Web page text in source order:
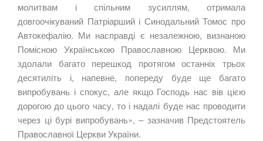
молитвам і спільним зусиллям, отримала
довгоочікуваний Патріарший і Синодальний Томос про
Автокефалію. Ми насправді є незалежною, визнаною
Помісною Українською Православною Церквою. Ми
здолали багато перешкод протягом останніх трьох
десятиліть і, напевне, попереду буде ще багато
випробувань і спокус, але якщо Господь нас вів цією
дорогою до цього часу, то і надалі буде нас проводити
через ці бурі випробувань», – зазначив Предстоятель
Православної Церкви України.